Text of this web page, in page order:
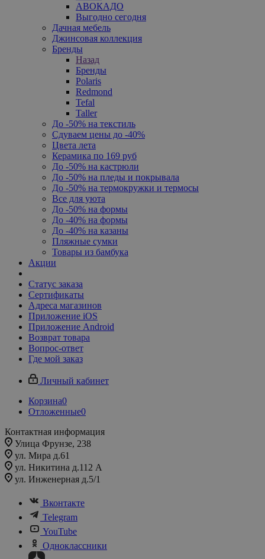
АВОКАДО
Выгодно сегодня
Дачная мебель
Джинсовая коллекция
Бренды
Назад
Бренды
Polaris
Redmond
Tefal
Taller
До -50% на текстиль
Сдуваем цены до -40%
Цвета лета
Керамика по 169 руб
До -50% на кастрюли
До -50% на пледы и покрывала
До -50% на термокружки и термосы
Все для уюта
До -50% на формы
До -40% на формы
До -40% на казаны
Пляжные сумки
Товары из бамбука
Акции
Статус заказа
Сертификаты
Адреса магазинов
Приложение iOS
Приложение Android
Возврат товара
Вопрос-ответ
Где мой заказ
Личный кабинет
Корзина0
Отложенные0
Контактная информация
Улица Фрунзе, 238​
ул. Мира д.61
ул. Никитина д.112 А
ул. Инженерная д.5/1
Вконтакте
Telegram
YouTube
Одноклассники